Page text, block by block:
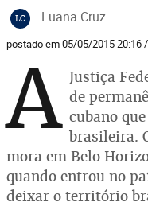
LC Luana Cruz
postado em 05/05/2015 20:16
A Justiça
de
cubano
brasileira.
mora em Belo
quando entrou no
deixar o território